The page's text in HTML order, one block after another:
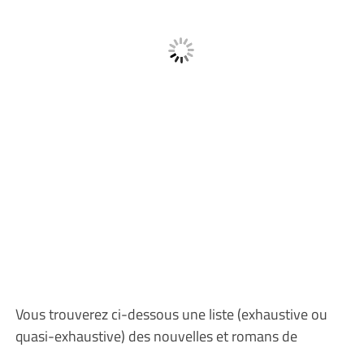
Vous trouverez ci-dessous une liste (exhaustive ou
quasi-exhaustive) des nouvelles et romans de